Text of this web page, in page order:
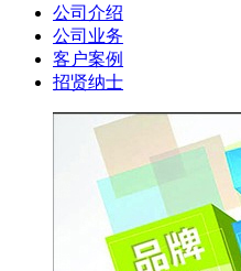
公司介绍
公司业务
客户案例
招贤纳士